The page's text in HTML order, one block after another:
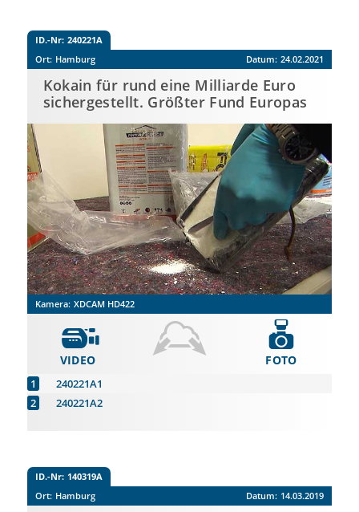
ID.-Nr: 240221A
Ort: Hamburg Datum: 24.02.2021
Kokain für rund eine Milliarde Euro
sichergestellt. Größter Fund Europas
Kamera: XDCAM HD422
VIDEO
240221A1
240221A2
FOTO
ID.-Nr: 140319A
Ort: Hamburg Datum: 14.03.2019